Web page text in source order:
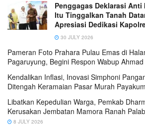
Penggagas Deklarasi Anti
Itu Tinggalkan Tanah
Apresiasi Dedikasi
30 JULY 2026
Pameran Foto Prahara Pulau Emas di
Pagaruyung, Begini Respon Wabup
Kendalikan Inflasi, Inovasi Simphoni
Ditengah Keramaian Pasar Murah
Libatkan Kepedulian Warga, Pemkab
Kerusakan Jembatan Mamora Ranah
8 JULY 2026